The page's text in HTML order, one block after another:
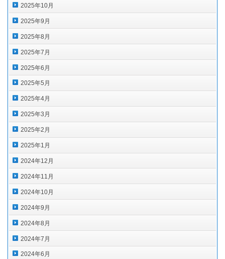
2025年10月
2025年9月
2025年8月
2025年7月
2025年6月
2025年5月
2025年4月
2025年3月
2025年2月
2025年1月
2024年12月
2024年11月
2024年10月
2024年9月
2024年8月
2024年7月
2024年6月